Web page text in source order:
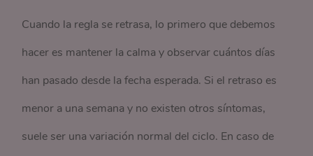
Cuando la regla se retrasa, lo primero que debemos
hacer es mantener la calma y observar cuántos días
han pasado desde la fecha esperada. Si el retraso es
menor a una semana y no existen otros síntomas,
suele ser una variación normal del ciclo. En caso de